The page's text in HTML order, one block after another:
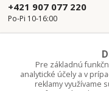
+421 907 077 220
Po-Pi 10-16:00
Pre základnú
analytické účely a v
reklamy využívame